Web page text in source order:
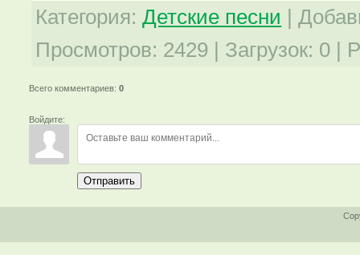
Категория: Детские песни |
Просмотров: 2429 | Загрузок: 0 |
Всего комментариев:0
Войдите:
Отправить